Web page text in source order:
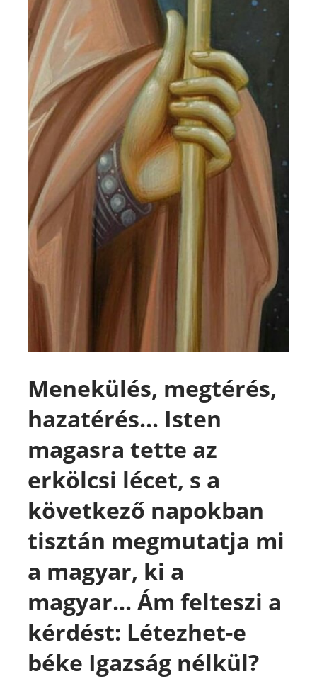
Menekülés, megtérés,
hazatérés... Isten
magasra tette az
erkölcsi lécet, s a
következő napokban
tisztán megmutatja mi
a magyar, ki a
magyar... Ám felteszi a
kérdést: Létezhet-e
béke Igazság nélkül?